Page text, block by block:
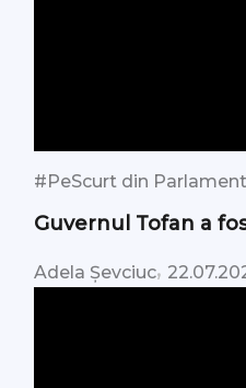
#PeScurt din Parlament
Guvernul Tofan a
Adela Șevciuc,